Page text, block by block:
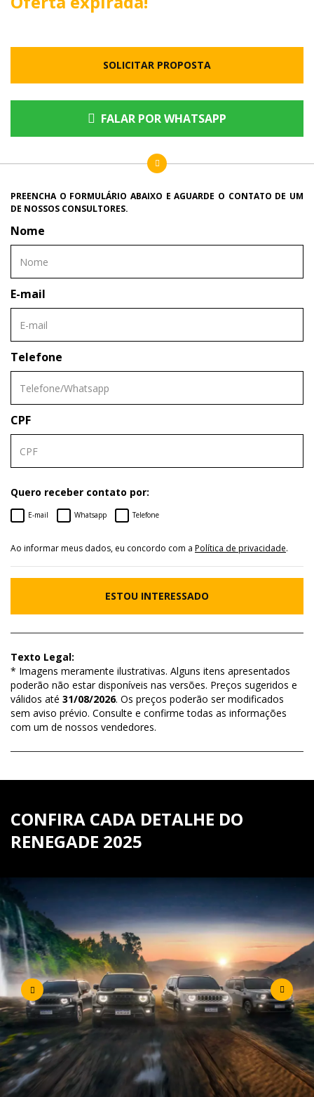
SOLICITAR PROPOSTA
FALAR POR WHATSAPP
PREENCHA O FORMULÁRIO ABAIXO E AGUARDE O CONTATO DE UM
DE NOSSOS CONSULTORES.
Nome
E-mail
Telefone
CPF
Quero receber contato por:
E-mail Whatsapp Telefone
Ao informar meus dados, eu concordo com a Política de privacidade.
ESTOU INTERESSADO
Texto Legal:
* Imagens meramente ilustrativas. Alguns itens apresentados
poderão não estar disponíveis nas versões. Preços sugeridos e
válidos até 31/08/2026. Os preços poderão ser modificados
sem aviso prévio. Consulte e confirme todas as informações
com um de nossos vendedores.
CONFIRA CADA DETALHE DO
RENEGADE 2025